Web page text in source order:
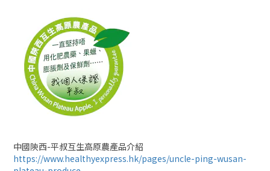
中國陝西-平叔互生高原農產品介紹
https://www.healthyexpress.hk/pages/uncle-ping-wusan-